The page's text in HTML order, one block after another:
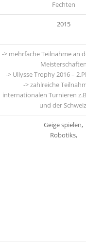
Fechten
2015
-> mehrfache Teilnahme an
Meisterschaften
-> Ullysse Trophy 2016 –
-> zahlreiche
internationalen Turnieren
und der
Geige spielen,
Robotiks,